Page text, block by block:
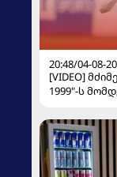
20:48/04-08-
[VIDEO]
1999"-ს